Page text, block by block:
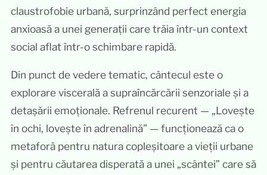
claustrofobie urbană, surprinzând perfect energia
anxioasă a unei generații care trăia într-un context
social aflat într-o schimbare rapidă.
Din punct de vedere tematic, cântecul este o
explorare viscerală a supraîncărcării senzoriale și a
detașării emoționale. Refrenul recurent — „Lovește
în ochi, lovește în adrenalină” — funcționează ca o
metaforă pentru natura copleșitoare a vieții urbane
și pentru căutarea disperată a unei „scântei” care să